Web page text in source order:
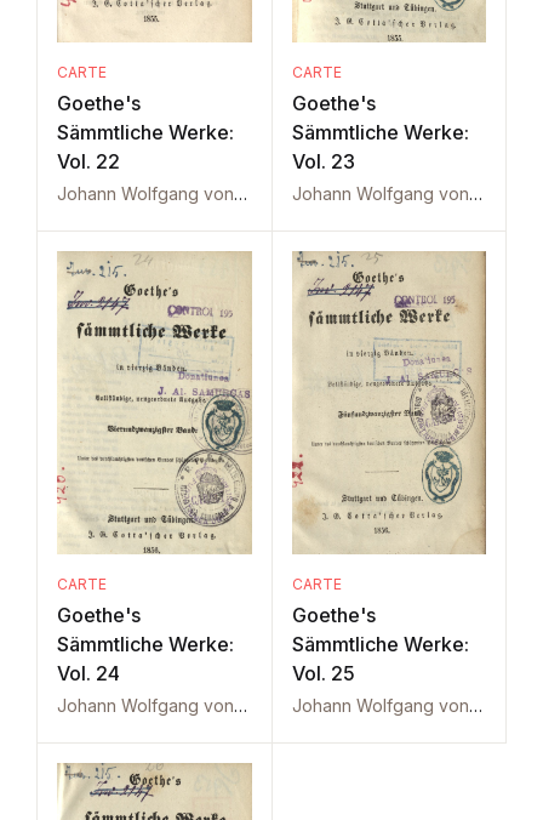
CARTE
Goethe's
Sämmtliche Werke:
Vol. 22
Johann Wolfgang von Goethe
CARTE
Goethe's
Sämmtliche Werke:
Vol. 23
Johann Wolfgang von Goethe
CARTE
Goethe's
Sämmtliche Werke:
Vol. 24
Johann Wolfgang von Goethe
CARTE
Goethe's
Sämmtliche Werke:
Vol. 25
Johann Wolfgang von Goethe